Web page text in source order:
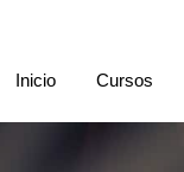
Inicio Cursos